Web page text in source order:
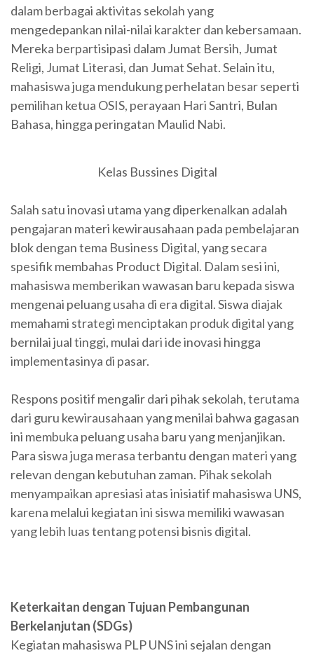
dalam berbagai aktivitas sekolah yang
mengedepankan nilai-nilai karakter dan kebersamaan.
Mereka berpartisipasi dalam Jumat Bersih, Jumat
Religi, Jumat Literasi, dan Jumat Sehat. Selain itu,
mahasiswa juga mendukung perhelatan besar seperti
pemilihan ketua OSIS, perayaan Hari Santri, Bulan
Bahasa, hingga peringatan Maulid Nabi.
Kelas Bussines Digital
Salah satu inovasi utama yang diperkenalkan adalah
pengajaran materi kewirausahaan pada pembelajaran
blok dengan tema Business Digital, yang secara
spesifik membahas Product Digital. Dalam sesi ini,
mahasiswa memberikan wawasan baru kepada siswa
mengenai peluang usaha di era digital. Siswa diajak
memahami strategi menciptakan produk digital yang
bernilai jual tinggi, mulai dari ide inovasi hingga
implementasinya di pasar.
Respons positif mengalir dari pihak sekolah, terutama
dari guru kewirausahaan yang menilai bahwa gagasan
ini membuka peluang usaha baru yang menjanjikan.
Para siswa juga merasa terbantu dengan materi yang
relevan dengan kebutuhan zaman. Pihak sekolah
menyampaikan apresiasi atas inisiatif mahasiswa UNS,
karena melalui kegiatan ini siswa memiliki wawasan
yang lebih luas tentang potensi bisnis digital.
Keterkaitan dengan Tujuan Pembangunan
Berkelanjutan (SDGs)
Kegiatan mahasiswa PLP UNS ini sejalan dengan